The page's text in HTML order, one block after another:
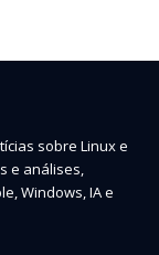
sobre Linux e
e análises,
Windows, IA e